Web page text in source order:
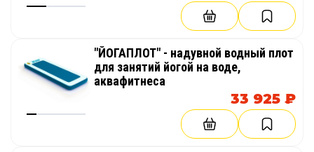
"ЙОГАПЛОТ" - надувной водный плот
для занятий йогой на воде,
аквафитнеса
33 925 ₽